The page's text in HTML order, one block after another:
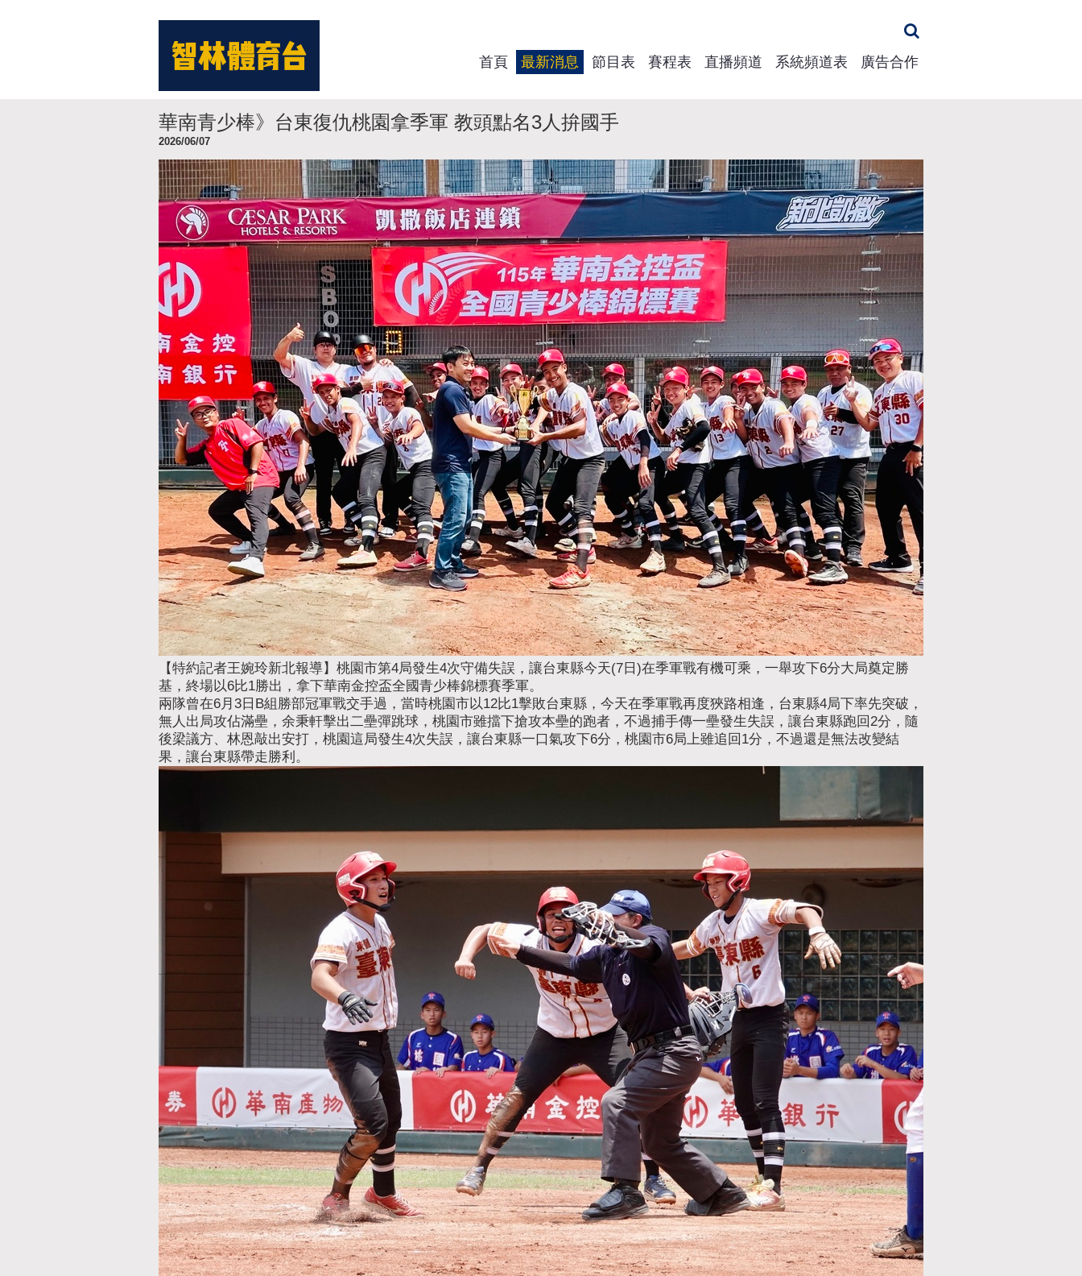
首頁 最新消息 節目表 賽程表 直播頻道 系統頻道表 廣告合作
華南青少棒》台東復仇桃園拿季軍 教頭點名3人拚國手
2026/06/07
【特約記者王婉玲新北報導】桃園市第4局發生4次守備失誤，讓台東縣今天(7日)在季軍戰有機可乘，一舉攻下6分大局奠定勝
基，終場以6比1勝出，拿下華南金控盃全國青少棒錦標賽季軍。
兩隊曾在6月3日B組勝部冠軍戰交手過，當時桃園市以12比1擊敗台東縣，今天在季軍戰再度狹路相逢，台東縣4局下率先突破，
無人出局攻佔滿壘，余秉軒擊出二壘彈跳球，桃園市雖擋下搶攻本壘的跑者，不過捕手傳一壘發生失誤，讓台東縣跑回2分，隨
後梁議方、林恩敲出安打，桃園這局發生4次失誤，讓台東縣一口氣攻下6分，桃園市6局上雖追回1分，不過還是無法改變結
果，讓台東縣帶走勝利。